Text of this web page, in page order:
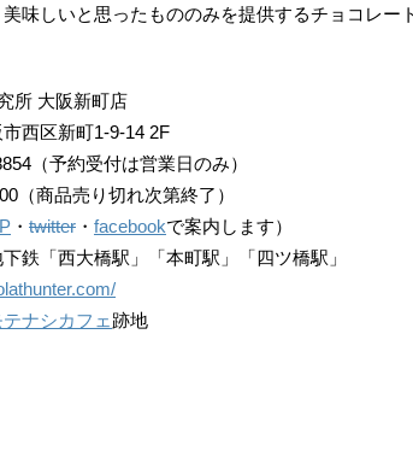
味しいと思ったもののみを提供するチョコレー
所 大阪新町店
西区新町1-9-14 2F
（予約受付は営業日のみ）
（商品売り切れ次第終了）
・ twitter ・ facebookで案内します）
鉄「西大橋駅」「本町駅」「四ツ橋駅」
ナシカフェ 跡地